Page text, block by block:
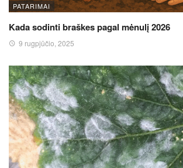
PATARIMAI
Kada sodinti braškes pagal mėnulį 2026
9 rugpjūčio, 2025